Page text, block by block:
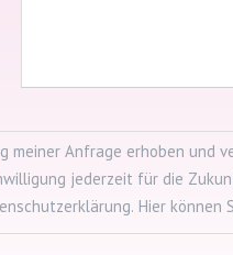
Anfrage erhoben und
jederzeit für die
Hier können